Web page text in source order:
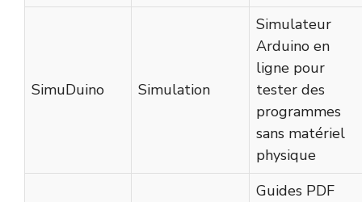
SimuDuino Simulation
Simulateur
Arduino en
ligne pour
tester des
programmes
sans matériel
physique
Guides PDF